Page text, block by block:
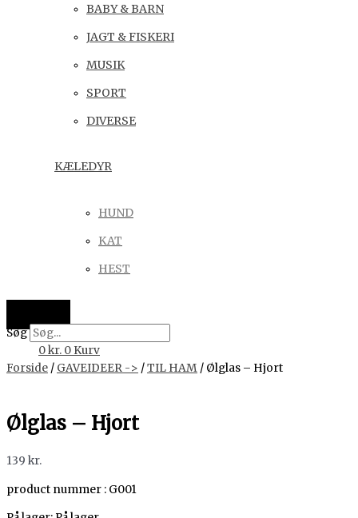
BABY & BARN
JAGT & FISKERI
MUSIK
SPORT
DIVERSE
KÆLEDYR
HUND
KAT
HEST
Søg
0kr. 0 Kurv
Forside / GAVEIDEER -> /TIL HAM / Ølglas – Hjort
Ølglas – Hjort
139 kr.
product nummer : G001